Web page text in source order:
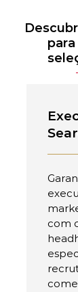
com